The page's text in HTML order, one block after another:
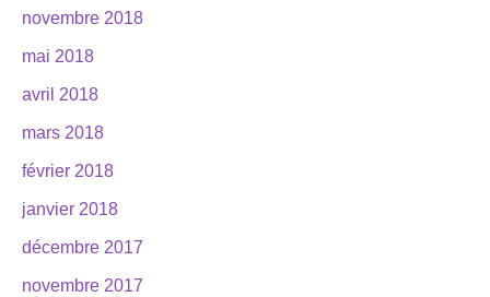
novembre 2018
mai 2018
avril 2018
mars 2018
février 2018
janvier 2018
décembre 2017
novembre 2017